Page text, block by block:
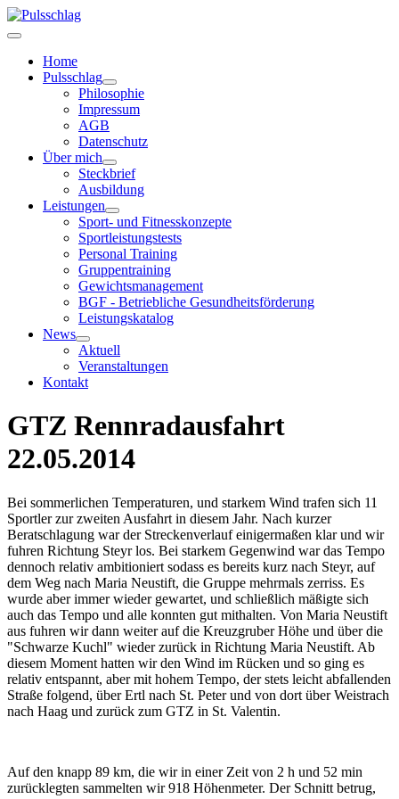
Home
Pulsschlag
Philosophie
Impressum
AGB
Datenschutz
Über mich
Steckbrief
Ausbildung
Leistungen
Sport- und Fitnesskonzepte
Sportleistungstests
Personal Training
Gruppentraining
Gewichtsmanagement
BGF - Betriebliche Gesundheitsförderung
Leistungskatalog
News
Aktuell
Veranstaltungen
Kontakt
GTZ Rennradausfahrt
22.05.2014
Bei sommerlichen Temperaturen, und starkem Wind trafen sich 11
Sportler zur zweiten Ausfahrt in diesem Jahr. Nach kurzer
Beratschlagung war der Streckenverlauf einigermaßen klar und wir
fuhren Richtung Steyr los. Bei starkem Gegenwind war das Tempo
dennoch relativ ambitioniert sodass es bereits kurz nach Steyr, auf
dem Weg nach Maria Neustift, die Gruppe mehrmals zerriss. Es
wurde aber immer wieder gewartet, und schließlich mäßigte sich
auch das Tempo und alle konnten gut mithalten. Von Maria Neustift
aus fuhren wir dann weiter auf die Kreuzgruber Höhe und über die
"Schwarze Kuchl" wieder zurück in Richtung Maria Neustift. Ab
diesem Moment hatten wir den Wind im Rücken und so ging es
relativ entspannt, aber mit hohem Tempo, der stets leicht abfallenden
Straße folgend, über Ertl nach St. Peter und von dort über Weistrach
nach Haag und zurück zum GTZ in St. Valentin.
Auf den knapp 89 km, die wir in einer Zeit von 2 h und 52 min
zurücklegten sammelten wir 918 Höhenmeter. Der Schnitt betrug,